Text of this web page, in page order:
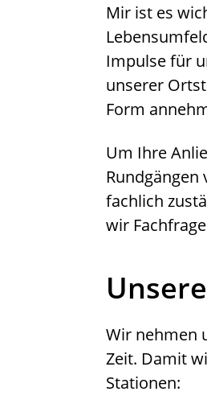
Mir ist es
Impulse für
unserer
Form
Um Ihre
fachlich
wir
Wir nehmen
Zeit. Damit
Stationen: